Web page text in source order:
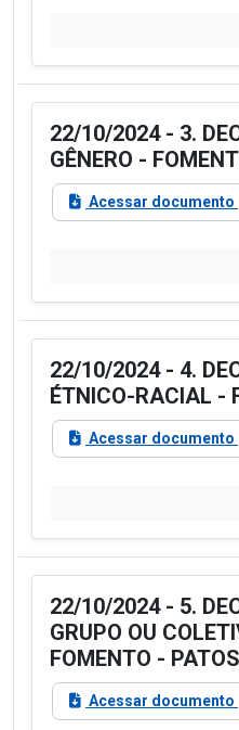
22/10/2024 - 3.
GÊNERO -
Acessar documento
22/10/2024 - 4.
ÉTNICO-RACIAL -
Acessar documento
22/10/2024 - 5.
GRUPO OU
FOMENTO - PATOS
Acessar documento